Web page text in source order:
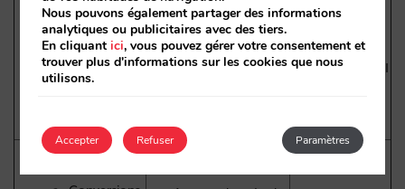
Impressions
CTR
Clics
links et Paid Ads
Hotel Center by
Google
Travel
Partners API
Nous pouvons également partager des informations
analytiques ou publicitaires avec des tiers.
En cliquantici, vous pouvez gérer votre consentement et
trouver plus d'informations sur les cookies que nous
utilisons.
Accepter Paramètres
Refuser